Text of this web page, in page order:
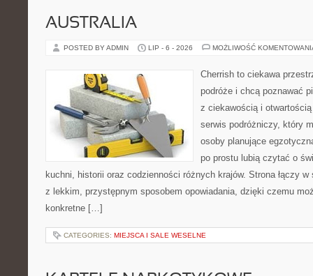
AUSTRALIA
POSTED BY ADMIN LIP - 6 - 2026 MOŻLIWOŚĆ
Cherrish to ciekawa
podróże i chcą poznawać
z ciekawością i
serwis podróżniczy, który
osoby planujące
po prostu lubią czytać o
kuchni, historii oraz codzienności różnych krajów. Strona łączy
z lekkim, przystępnym sposobem opowiadania, dzięki czemu
konkretne […]
CATEGORIES: MIEJSCA I SALE WESELNE